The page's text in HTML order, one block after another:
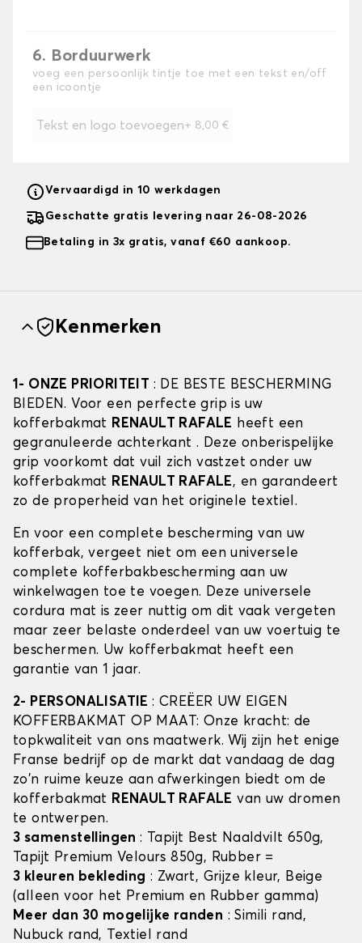
6. Borduurwerk
voeg een persoonlijk tintje toe met een tekst en/off
een icoontje
Tekst en logo toevoegen+ 8,00 €
Vervaardigd in 10 werkdagen
Geschatte gratis levering naar 26-08-2026
Betaling in 3x gratis, vanaf €60 aankoop.
Kenmerken
1- ONZE PRIORITEIT : DE BESTE BESCHERMING
BIEDEN. Voor een perfecte grip is uw
kofferbakmat RENAULT RAFALE heeft een
gegranuleerde achterkant . Deze onberispelijke
grip voorkomt dat vuil zich vastzet onder uw
kofferbakmat RENAULT RAFALE, en garandeert
zo de properheid van het originele textiel.
En voor een complete bescherming van uw
kofferbak, vergeet niet om een universele
complete kofferbakbescherming aan uw
winkelwagen toe te voegen. Deze universele
cordura mat is zeer nuttig om dit vaak vergeten
maar zeer belaste onderdeel van uw voertuig te
beschermen. Uw kofferbakmat heeft een
garantie van 1 jaar.
2- PERSONALISATIE: CREËER UW EIGEN
KOFFERBAKMAT OP MAAT: Onze kracht: de
topkwaliteit van ons maatwerk. Wij zijn het enige
Franse bedrijf op de markt dat vandaag de dag
zo'n ruime keuze aan afwerkingen biedt om de
kofferbakmat RENAULT RAFALE van uw dromen
te ontwerpen.
3 samenstellingen: Tapijt Best Naaldvilt 650g,
Tapijt Premium Velours 850g, Rubber =
3 kleuren bekleding : Zwart, Grijze kleur, Beige
(alleen voor het Premium en Rubber gamma)
Meer dan 30 mogelijke randen : Simili rand,
Nubuck rand, Textiel rand